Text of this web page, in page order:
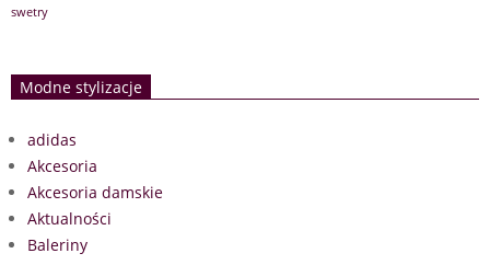
swetry
Modne stylizacje
adidas
Akcesoria
Akcesoria damskie
Aktualności
Baleriny